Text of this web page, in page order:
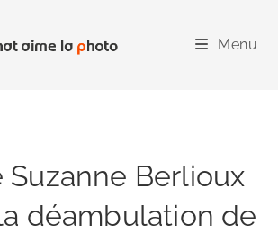
Menu
Suzanne Berlioux
déambulation de